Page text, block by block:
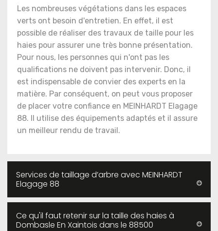
Les nombreuses végétations dans les espaces
verts ont besoin d'entretien. En effet, il est
possible de réaliser des travaux de taille pour les
haies pour assurer une très bonne présentation.
Pour nous, les personnes qui n'ont pas les
qualifications ne doivent pas intervenir. Donc, il
est indispensable de convier des experts en la
matière. Par conséquent, on peut vous proposer
de placer votre confiance en MEINHARDT Elagage
88. Il utilise des équipements adaptés et il assure
un meilleur rendu de travail.
Services de taillage d’arbre avec MEINHARDT
Elagage 88
Ce qu'il faut retenir sur la taille des haies à
Dombasle En Xaintois dans le 88500